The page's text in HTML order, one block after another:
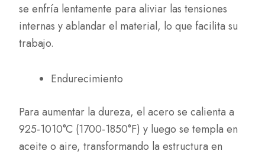
se enfría lentamente para aliviar las tensiones
internas y ablandar el material, lo que facilita su
trabajo.
Endurecimiento
Para aumentar la dureza, el acero se calienta a
925-1010°C (1700-1850°F) y luego se templa en
aceite o aire, transformando la estructura en